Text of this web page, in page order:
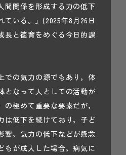
間関係を形成する力の低下
ている。」(2025年8月26日
長と徳育をめぐる今日的課
での気力の源でもあり，体
となって人としての活動が
極めて重要な要素だが，
は低下を続けており，子ど
響，気力の低下などが懸念
もが成人した場合，病気に